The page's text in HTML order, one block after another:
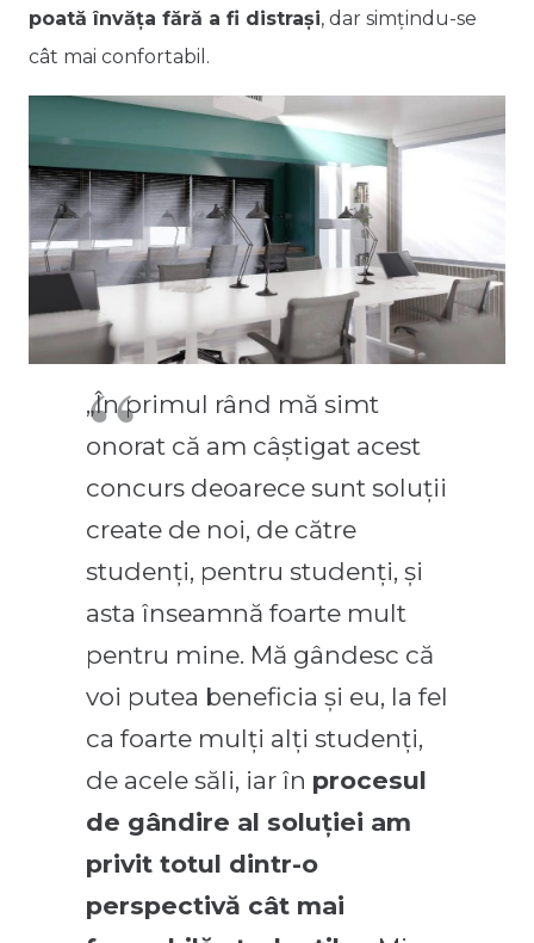
poată învăța fără a fi distrași, dar simțindu-se
cât mai confortabil.
„În primul rând mă simt
onorat că am câștigat acest
concurs deoarece sunt soluții
create de noi, de către
studenți, pentru studenți, și
asta înseamnă foarte mult
pentru mine. Mă gândesc că
voi putea beneficia și eu, la fel
ca foarte mulți alți studenți,
de acele săli, iar în procesul
de gândire al soluției am
privit totul dintr-o
perspectivă cât mai